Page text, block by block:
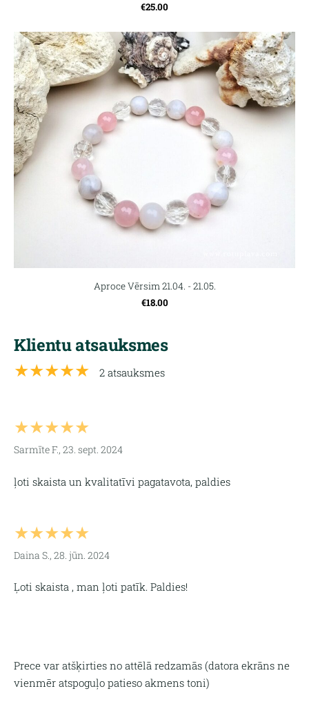
Prece var atšķirties no attēlā redzamās (datora ekrāns ne
vienmēr atspoguļo patieso akmens toni)
€25.00
Aproce Vērsim 21.04. - 21.05.
€18.00
Klientu atsauksmes
★★★★★ 2 atsauksmes
★★★★★
Sarmīte F., 23. sept. 2024
ļoti skaista un kvalitatīvi pagatavota, paldies
★★★★★
Daina S., 28. jūn. 2024
Ļoti skaista , man ļoti patīk. Paldies!